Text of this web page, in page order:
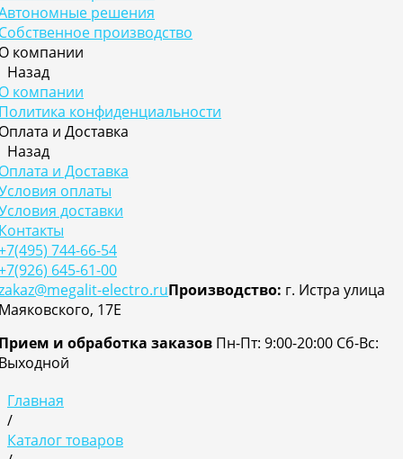
решения
производство
компании
Назад
компании
конфиденциальности
и Доставка
Назад
и Доставка
оплаты
доставки
744-66-54
645-61-00
electro.ruПроизводство: г. Истра улица
17Е
и обработка заказов Пн-Пт: 9:00-20:00 Cб-Вс:
Главная
/
Каталог товаров